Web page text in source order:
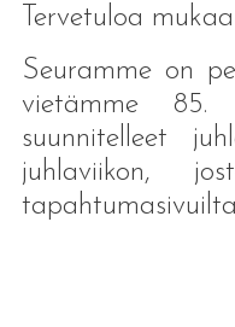
Tervetuloa
Seuramme on
vietämme 85.
suunnitelleet
juhlaviikon,